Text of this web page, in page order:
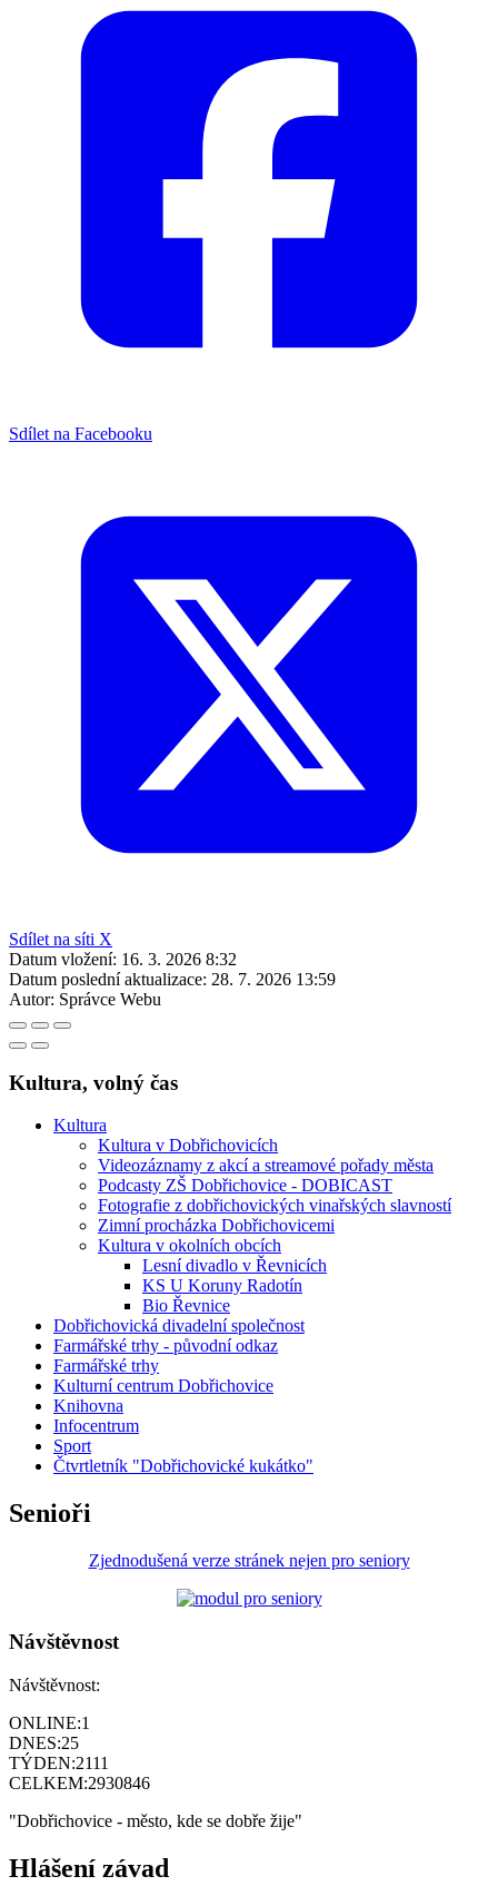
Sdílet na Facebooku
Sdílet na síti X
Datum vložení: 16. 3. 2026 8:32
Datum poslední aktualizace: 28. 7. 2026 13:59
Autor: Správce Webu
Kultura, volný čas
Kultura
Kultura v Dobřichovicích
Videozáznamy z akcí a streamové pořady města
Podcasty ZŠ Dobřichovice - DOBICAST
Fotografie z dobřichovických vinařských slavností
Zimní procházka Dobřichovicemi
Kultura v okolních obcích
Lesní divadlo v Řevnicích
KS U Koruny Radotín
Bio Řevnice
Dobřichovická divadelní společnost
Farmářské trhy - původní odkaz
Farmářské trhy
Kulturní centrum Dobřichovice
Knihovna
Infocentrum
Sport
Čtvrtletník "Dobřichovické kukátko"
Senioři
Zjednodušená verze stránek nejen pro seniory
Návštěvnost
Návštěvnost:
ONLINE:1
DNES:25
TÝDEN:2111
CELKEM:2930846
"Dobřichovice - město, kde se dobře žije"
Hlášení závad